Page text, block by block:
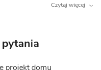
z domu.
która zyskuje
Czytaj więcej
projekt domu